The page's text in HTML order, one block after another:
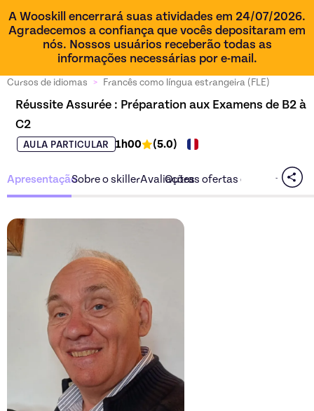
A Wooskill encerrará suas atividades em 24/07/2026.
Agradecemos a confiança que vocês depositaram em
nós. Nossos usuários receberão todas as
informações necessárias por e-mail.
Cursos de idiomas > Francês como língua estrangeira (FLE)
Réussite Assurée : Préparation aux Examens de B2 à
C2
AULA PARTICULAR 1h00 (5.0)
ApresentaçãoSobre o skillerAvaliações
Outras ofertas do skiller